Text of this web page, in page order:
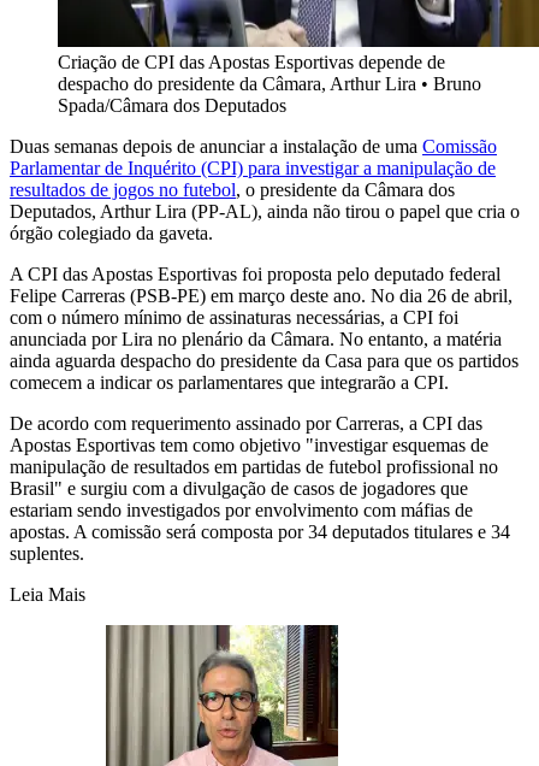
Criação de CPI das Apostas Esportivas depende de
despacho do presidente da Câmara, Arthur Lira • Bruno
Spada/Câmara dos Deputados
Duas semanas depois de anunciar a instalação de uma Comissão
Parlamentar de Inquérito (CPI) para investigar a manipulação de
resultados de jogos no futebol, o presidente da Câmara dos
Deputados, Arthur Lira (PP-AL), ainda não tirou o papel que cria o
órgão colegiado da gaveta.
A CPI das Apostas Esportivas foi proposta pelo deputado federal
Felipe Carreras (PSB-PE) em março deste ano. No dia 26 de abril,
com o número mínimo de assinaturas necessárias, a CPI foi
anunciada por Lira no plenário da Câmara. No entanto, a matéria
ainda aguarda despacho do presidente da Casa para que os partidos
comecem a indicar os parlamentares que integrarão a CPI.
De acordo com requerimento assinado por Carreras, a CPI das
Apostas Esportivas tem como objetivo "investigar esquemas de
manipulação de resultados em partidas de futebol profissional no
Brasil" e surgiu com a divulgação de casos de jogadores que
estariam sendo investigados por envolvimento com máfias de
apostas. A comissão será composta por 34 deputados titulares e 34
suplentes.
Leia Mais